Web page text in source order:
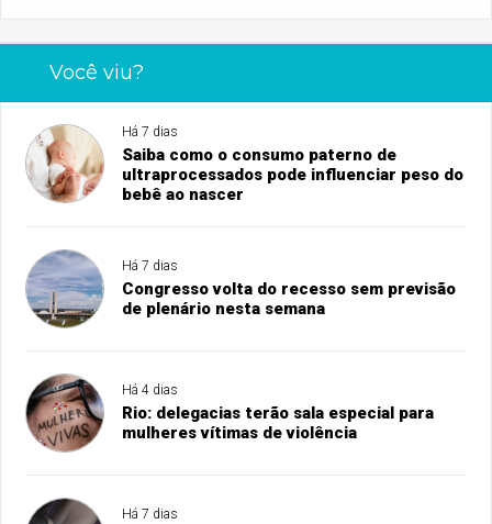
Você viu?
Há 7 dias
Saiba como o consumo paterno de
ultraprocessados pode influenciar peso do
bebê ao nascer
Há 7 dias
Congresso volta do recesso sem previsão
de plenário nesta semana
Há 4 dias
Rio: delegacias terão sala especial para
mulheres vítimas de violência
Há 7 dias